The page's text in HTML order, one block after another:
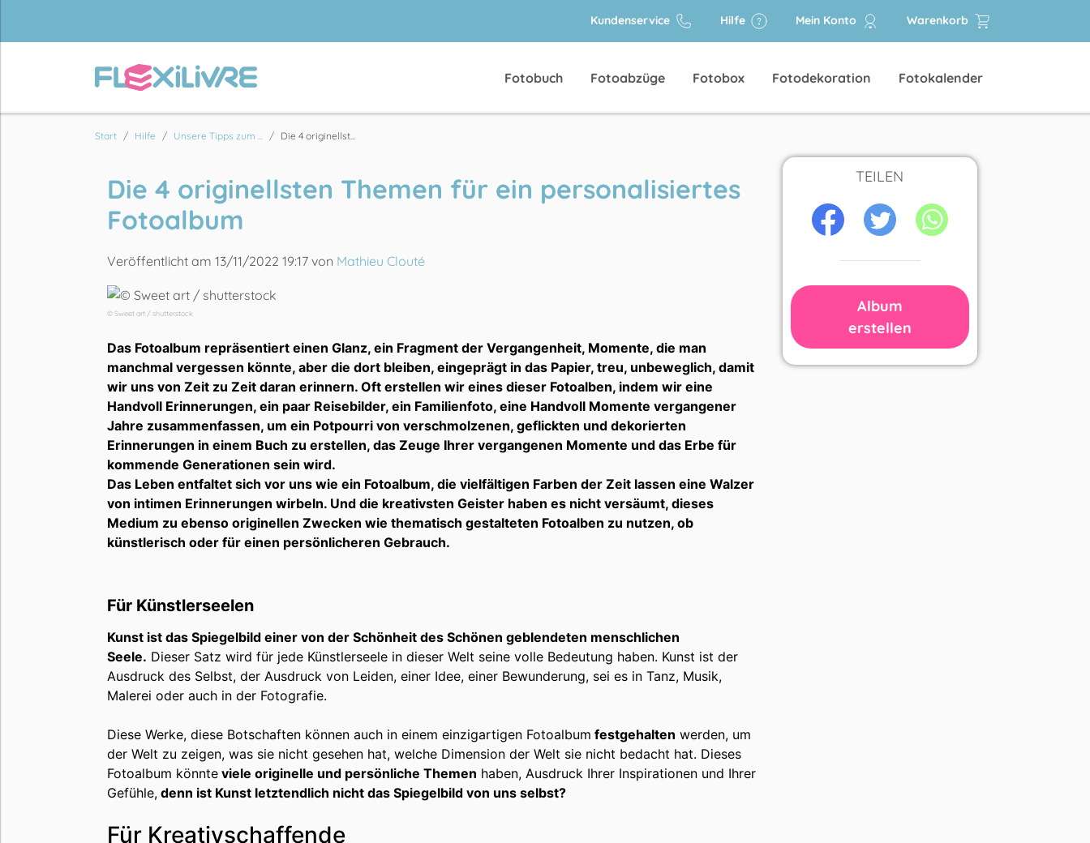
Kundenservice Hilfe Mein Konto Warenkorb
Fotobuch Fotoabzüge Fotobox Fotodekoration Fotokalender
Start Hilfe Unsere Tipps zum ... Die 4 originellst...
Die 4 originellsten Themen für ein personalisiertes
Fotoalbum
Veröffentlicht am 13/11/2022 19:17 von Mathieu Clouté
© Sweet art / shutterstock
Das Fotoalbum repräsentiert einen Glanz, ein Fragment der Vergangenheit, Momente, die man
manchmal vergessen könnte, aber die dort bleiben, eingeprägt in das Papier, treu, unbeweglich, damit
wir uns von Zeit zu Zeit daran erinnern. Oft erstellen wir eines dieser Fotoalben, indem wir eine
Handvoll Erinnerungen, ein paar Reisebilder, ein Familienfoto, eine Handvoll Momente vergangener
Jahre zusammenfassen, um ein Potpourri von verschmolzenen, geflickten und dekorierten
Erinnerungen in einem Buch zu erstellen, das Zeuge Ihrer vergangenen Momente und das Erbe für
kommende Generationen sein wird.
Das Leben entfaltet sich vor uns wie ein Fotoalbum, die vielfältigen Farben der Zeit lassen eine Walzer
von intimen Erinnerungen wirbeln. Und die kreativsten Geister haben es nicht versäumt, dieses
Medium zu ebenso originellen Zwecken wie thematisch gestalteten Fotoalben zu nutzen, ob
künstlerisch oder für einen persönlicheren Gebrauch.
Für Künstlerseelen
Kunst ist das Spiegelbild einer von der Schönheit des Schönen geblendeten menschlichen
Seele. Dieser Satz wird für jede Künstlerseele in dieser Welt seine volle Bedeutung haben. Kunst ist der
Ausdruck des Selbst, der Ausdruck von Leiden, einer Idee, einer Bewunderung, sei es in Tanz, Musik,
Malerei oder auch in der Fotografie.
Diese Werke, diese Botschaften können auch in einem einzigartigen Fotoalbum festgehalten werden, um
der Welt zu zeigen, was sie nicht gesehen hat, welche Dimension der Welt sie nicht bedacht hat. Dieses
Fotoalbum könnte viele originelle und persönliche Themen haben, Ausdruck Ihrer Inspirationen und Ihrer
Gefühle, denn ist Kunst letztendlich nicht das Spiegelbild von uns selbst?
Für Kreativschaffende
TEILEN
Album
erstellen